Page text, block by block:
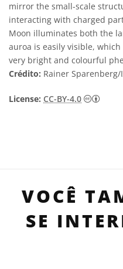
mirror the small-scale
interacting with charged
Moon illuminates both the
auroa is easily visible,
very bright and colourful
Crédito: Rainer Sparenberg/
License: CC-BY-4.0
VOCÊ
SE